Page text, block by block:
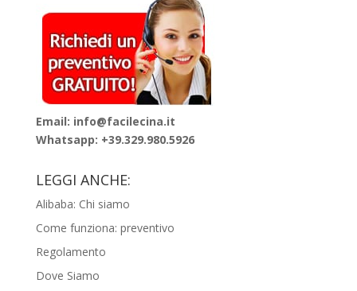
Email: info@facilecina.it
Whatsapp: +39.329.980.5926
LEGGI ANCHE:
Alibaba: Chi siamo
Come funziona: preventivo
Regolamento
Dove Siamo